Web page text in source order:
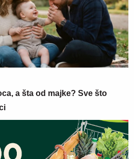
a šta od majke? Sve što